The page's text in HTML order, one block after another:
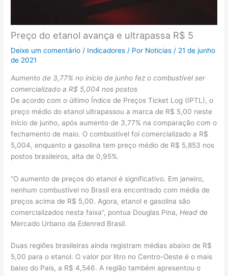
Preço do etanol avança e ultrapassa R$ 5
Deixe um comentário / Indicadores / Por Noticias / 21 de junho
de 2021
Aumento de 3,77% no início de junho fez o combustível ser
comercializado a R$ 5,004 nos postos
De acordo com o último Índice de Preços Ticket Log (IPTL), o
preço médio do etanol ultrapassou a marca de R$ 5,00 neste
início de junho, após aumento de 3,77% na comparação com o
fechamento de maio. O combustível foi comercializado a R$
5,004, enquanto a gasolina tem preço médio de R$ 5,853 nos
postos brasileiros, alta de 0,95%.
“O aumento de preços do etanol é significativo. Em janeiro,
nenhum combustível no Brasil era encontrado com média de
preços acima de R$ 5,00. Agora, etanol e gasolina são
comercializados nesta faixa”, pontua Douglas Pina, Head de
Mercado Urbano da Edenred Brasil.
Duas regiões brasileiras ainda registram médias abaixo de R$
5,00 para o etanol. O valor por litro no Centro-Oeste é o mais
baixo do País, a R$ 4,546. A região também apresentou o